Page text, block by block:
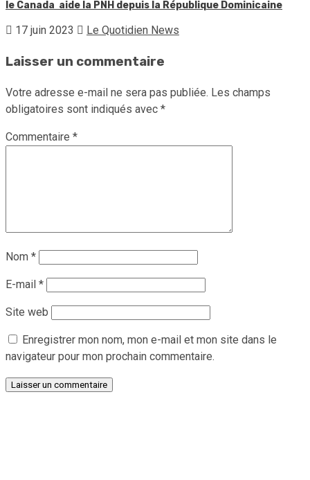
le Canada aide la PNH depuis la République Dominicaine
17 juin 2023 Le Quotidien News
Laisser un commentaire
Votre adresse e-mail ne sera pas publiée. Les champs
obligatoires sont indiqués avec *
Commentaire *
Nom *
E-mail *
Site web
Enregistrer mon nom, mon e-mail et mon site dans le
navigateur pour mon prochain commentaire.